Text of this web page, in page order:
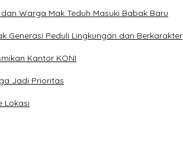
Warga Mak Teduh Masuki Babak Baru
Generasi Peduli Lingkungan dan Berkarakter
Kantor KONI
Jadi Prioritas
Lokasi